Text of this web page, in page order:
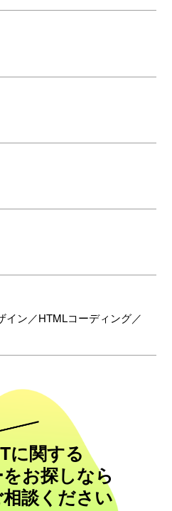
イン／HTMLコーディング／
に関する
お探しなら
談ください